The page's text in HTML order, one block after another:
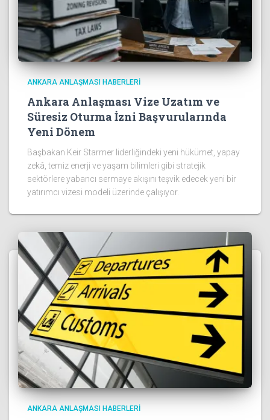
ANKARA ANLAŞMASI HABERLERI
Ankara Anlaşması Vize Uzatım ve
Süresiz Oturma İzni Başvurularında
Yeni Dönem
Başbakan Keir Starmer liderliğindeki yeni hükümet, yapay
zekâ, temiz enerji ve yaşam bilimleri gibi stratejik
sektörlere yabancı sermaye akışını teşvik edecek yeni bir
yatırımcı vizesi modeli üzerinde çalışıyor.
ANKARA ANLAŞMASI HABERLERI